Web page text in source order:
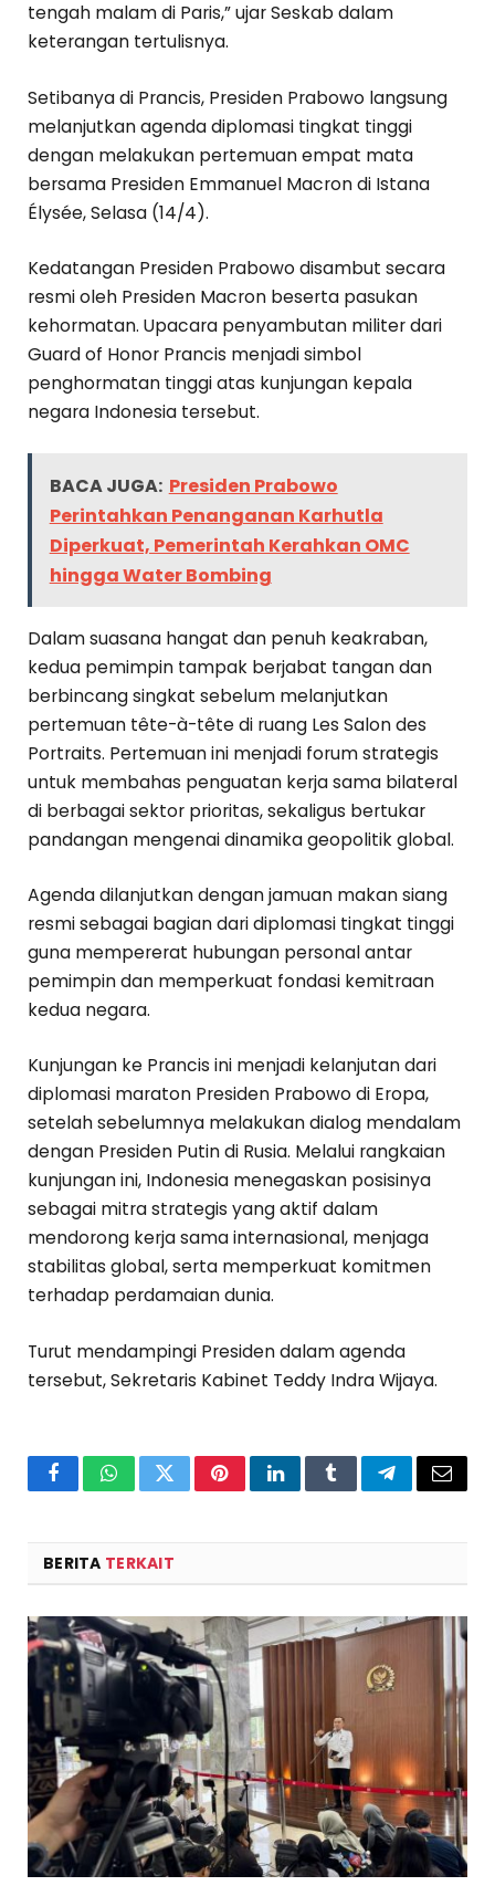
tengah malam di Paris,” ujar Seskab dalam
keterangan tertulisnya.
Setibanya di Prancis, Presiden Prabowo langsung
melanjutkan agenda diplomasi tingkat tinggi
dengan melakukan pertemuan empat mata
bersama Presiden Emmanuel Macron di Istana
Élysée, Selasa (14/4).
Kedatangan Presiden Prabowo disambut secara
resmi oleh Presiden Macron beserta pasukan
kehormatan. Upacara penyambutan militer dari
Guard of Honor Prancis menjadi simbol
penghormatan tinggi atas kunjungan kepala
negara Indonesia tersebut.
BACA JUGA: Presiden Prabowo
Perintahkan Penanganan Karhutla
Diperkuat, Pemerintah Kerahkan OMC
hingga Water Bombing
Dalam suasana hangat dan penuh keakraban,
kedua pemimpin tampak berjabat tangan dan
berbincang singkat sebelum melanjutkan
pertemuan tête-à-tête di ruang Les Salon des
Portraits. Pertemuan ini menjadi forum strategis
untuk membahas penguatan kerja sama bilateral
di berbagai sektor prioritas, sekaligus bertukar
pandangan mengenai dinamika geopolitik global.
Agenda dilanjutkan dengan jamuan makan siang
resmi sebagai bagian dari diplomasi tingkat tinggi
guna mempererat hubungan personal antar
pemimpin dan memperkuat fondasi kemitraan
kedua negara.
Kunjungan ke Prancis ini menjadi kelanjutan dari
diplomasi maraton Presiden Prabowo di Eropa,
setelah sebelumnya melakukan dialog mendalam
dengan Presiden Putin di Rusia. Melalui rangkaian
kunjungan ini, Indonesia menegaskan posisinya
sebagai mitra strategis yang aktif dalam
mendorong kerja sama internasional, menjaga
stabilitas global, serta memperkuat komitmen
terhadap perdamaian dunia.
Turut mendampingi Presiden dalam agenda
tersebut, Sekretaris Kabinet Teddy Indra Wijaya.
FacebookWhatsAppTwitterPinterestLinkedInTumblrTelegramEmail
BERITA TERKAIT